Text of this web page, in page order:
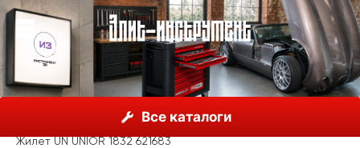
Все каталоги
Unior, Словения
Рекламные материалы
Одежда
Жилет UN UNIOR 1832 621683